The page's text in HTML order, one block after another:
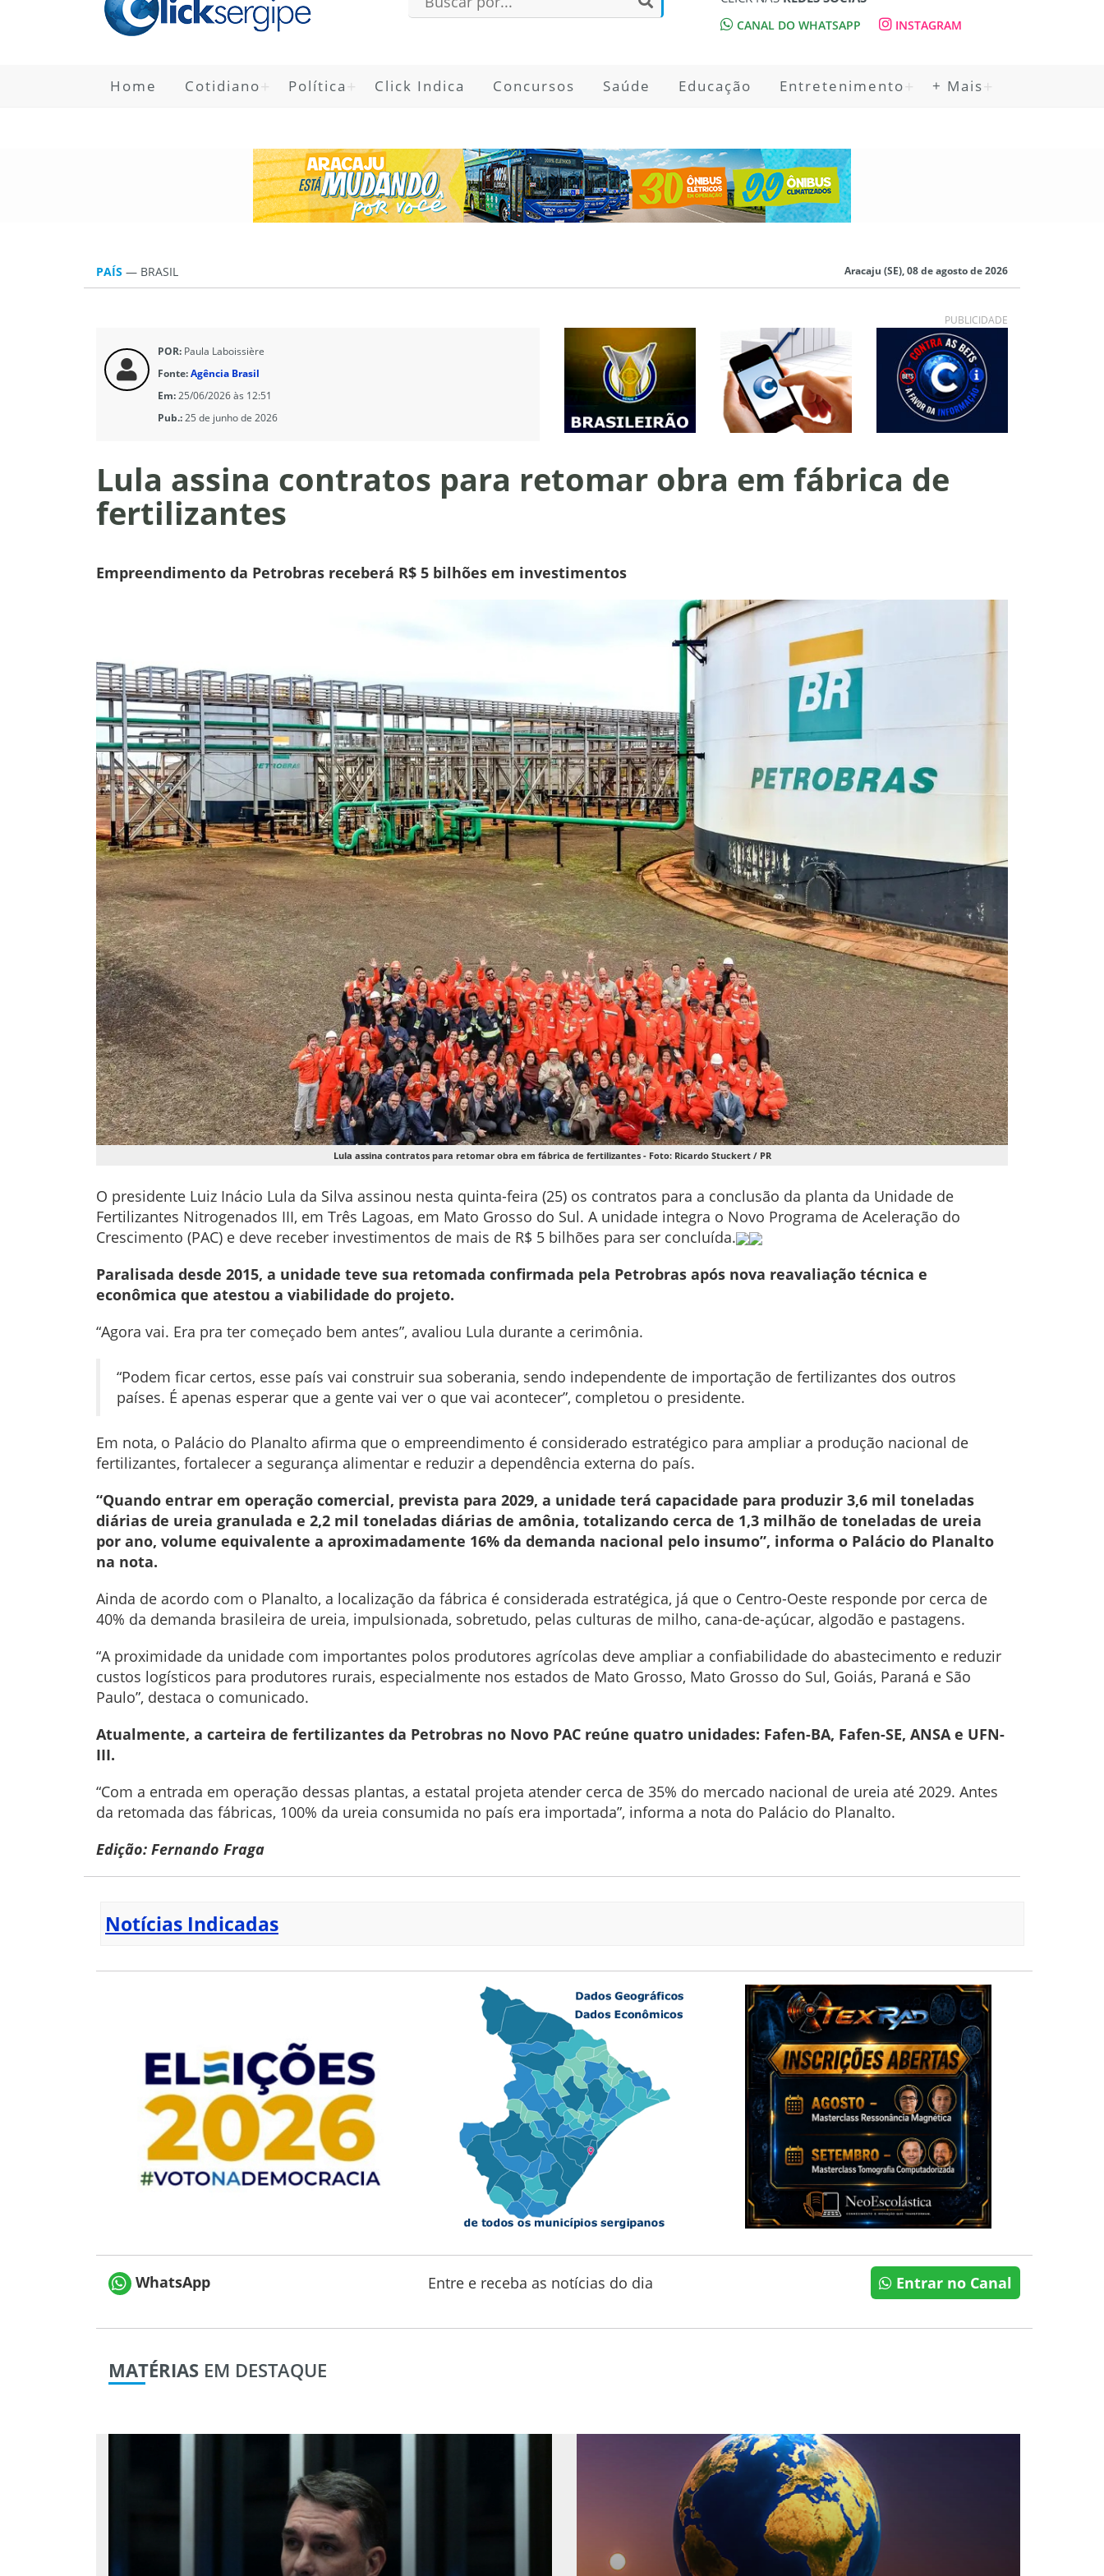
CANAL DO WHATSAPP INSTAGRAM
Home Cotidiano Política Click Indica Concursos Saúde Educação Entretenimento + Mais
PAÍS — BRASIL Aracaju (SE), 08 de agosto de 2026
PUBLICIDADE
POR: Paula Laboissière
Fonte:Agência Brasil
Em:25/06/2026 às 12:51
Pub.:25 de junho de 2026
Lula assina contratos para retomar obra em fábrica de
fertilizantes
Empreendimento da Petrobras receberá R$ 5 bilhões em investimentos
Lula assina contratos para retomar obra em fábrica de fertilizantes - Foto: Ricardo Stuckert / PR
O presidente Luiz Inácio Lula da Silva assinou nesta quinta-feira (25) os contratos para a conclusão da planta da Unidade de
Fertilizantes Nitrogenados III, em Três Lagoas, em Mato Grosso do Sul. A unidade integra o Novo Programa de Aceleração do
Crescimento (PAC) e deve receber investimentos de mais de R$ 5 bilhões para ser concluída.
Paralisada desde 2015, a unidade teve sua retomada confirmada pela Petrobras após nova reavaliação técnica e
econômica que atestou a viabilidade do projeto.
“Agora vai. Era pra ter começado bem antes”, avaliou Lula durante a cerimônia.
“Podem ficar certos, esse país vai construir sua soberania, sendo independente de importação de fertilizantes dos outros
países. É apenas esperar que a gente vai ver o que vai acontecer”, completou o presidente.
Em nota, o Palácio do Planalto afirma que o empreendimento é considerado estratégico para ampliar a produção nacional de
fertilizantes, fortalecer a segurança alimentar e reduzir a dependência externa do país.
“Quando entrar em operação comercial, prevista para 2029, a unidade terá capacidade para produzir 3,6 mil toneladas
diárias de ureia granulada e 2,2 mil toneladas diárias de amônia, totalizando cerca de 1,3 milhão de toneladas de ureia
por ano, volume equivalente a aproximadamente 16% da demanda nacional pelo insumo”, informa o Palácio do Planalto
na nota.
Ainda de acordo com o Planalto, a localização da fábrica é considerada estratégica, já que o Centro-Oeste responde por cerca de
40% da demanda brasileira de ureia, impulsionada, sobretudo, pelas culturas de milho, cana-de-açúcar, algodão e pastagens.
“A proximidade da unidade com importantes polos produtores agrícolas deve ampliar a confiabilidade do abastecimento e reduzir
custos logísticos para produtores rurais, especialmente nos estados de Mato Grosso, Mato Grosso do Sul, Goiás, Paraná e São
Paulo”, destaca o comunicado.
Atualmente, a carteira de fertilizantes da Petrobras no Novo PAC reúne quatro unidades: Fafen-BA, Fafen-SE, ANSA e UFN-
III.
“Com a entrada em operação dessas plantas, a estatal projeta atender cerca de 35% do mercado nacional de ureia até 2029. Antes
da retomada das fábricas, 100% da ureia consumida no país era importada”, informa a nota do Palácio do Planalto.
Edição: Fernando Fraga
Notícias Indicadas
WhatsApp Entre e receba as notícias do dia Entrar no Canal
MATÉRIAS EM DESTAQUE